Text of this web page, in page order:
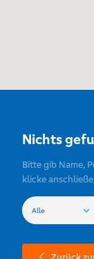
Nichts
Bitte gib Name,
klicke